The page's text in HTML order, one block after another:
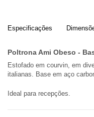
Especificações
Poltrona Ami Obeso -
Estofado em courvin, em
italianas. Base em aço
Ideal para recepções.